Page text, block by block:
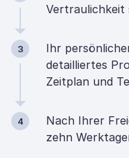
Vertraulichkeit
3
Ihr
detailliertes
Zeitplan und
4
Nach Ihrer
zehn